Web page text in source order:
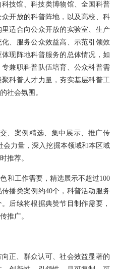
科技馆、科技类博物馆、全国科普
开放的科普阵地，以及高校、科
适合向公众开放的实验室、生产
、服务公众效益高、示范引领效
现阵地科普服务的总体情况，如
兼职科普队伍培育、公众科普需
科普人才力量，夯实基层科普工
社会氛围。
、案例精选、集中展示、推广传
会力量，深入挖掘本领域和本区域
推荐。
和工作需要，精选展示不超过100
播类案例约40个，科普活动服务
后续将根据典赞节目制作需要，
推广。
向正、群众认可、社会效益显著的